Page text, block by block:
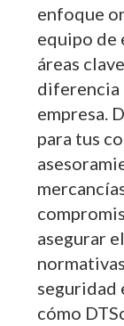
enfoque
equipo de
áreas
diferencia
empresa.
para tus
asegurar
seguridad
cómo